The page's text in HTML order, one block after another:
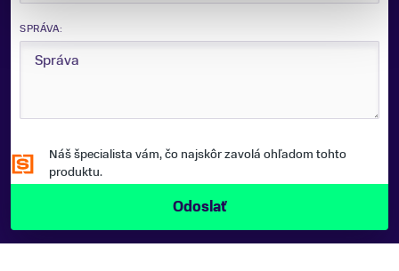
SPRÁVA:
Náš špecialista vám, čo najskôr zavolá ohľadom tohto
produktu.